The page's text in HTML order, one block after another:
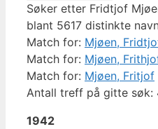
Søker etter Fridtjof
blant 5617 distinkte
Match for: Mjøen,
Match for: Mjøen,
Match for: Mjøen, Fritjof
Antall treff på gitte søk:
1942